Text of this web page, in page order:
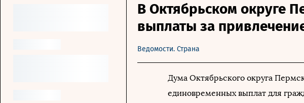
В Октябрьском округе
выплаты за
Ведомости. Страна
Дума Октябрьского округа
единовременных выплат для